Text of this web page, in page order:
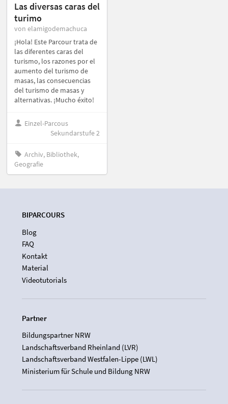
Las diversas caras del
turimo
von elamigodemachuca
¡Hola! Este Parcour trata de
las diferentes caras del
turismo, los razones por el
aumento del turismo de
masas, las consecuencias
del turismo de masas y
alternativas. ¡Mucho éxito!
Einzel-Parcous
Sekundarstufe 2
Archiv, Bibliothek,
Geografie
BIPARCOURS
Blog
FAQ
Kontakt
Material
Videotutorials
Partner
Bildungspartner NRW
Landschaftsverband Rheinland (LVR)
Landschaftsverband Westfalen-Lippe (LWL)
Ministerium für Schule und Bildung NRW